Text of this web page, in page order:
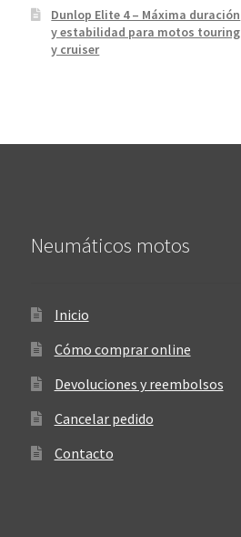
Dunlop Elite 4 – Máxima duración
y estabilidad para motos touring
y cruiser
Neumáticos motos
Inicio
Cómo comprar online
Devoluciones y reembolsos
Cancelar pedido
Contacto